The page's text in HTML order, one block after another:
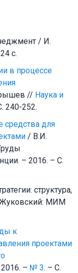
/ И.
с.
в процессе
// Наука и
240-252.
для
/ В.И.
– 2016. – С.
структура,
Жуковский: МИМ
к
проектами
– № 3. – С.